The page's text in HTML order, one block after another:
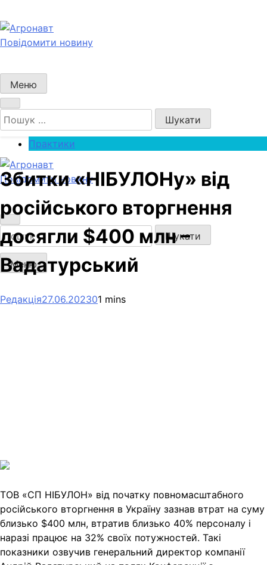
до
вмісту
Новини українського агробізнесу
Повідомити новину
Меню
Пошук:
Агронавт
Новини українського агробізнесу
Повідомити новину
Пошук:
Меню
Практики
Збитки «НІБУЛОНу» від
російського вторгнення
досягли $400 млн –
Вадатурський
Редакція27.06.202301 mins
Link
Print
ТОВ «СП НІБУЛОН» від початку повномасштабного
російського вторгнення в Україну зазнав втрат на суму
близько $400 млн, втратив близько 40% персоналу і
наразі працює на 32% своїх потужностей. Такі
показники озвучив генеральний директор компанії